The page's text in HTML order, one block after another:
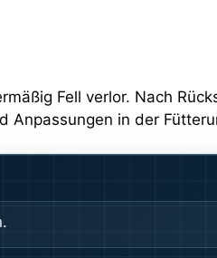
Fell verlor. Nach
Anpassungen in der